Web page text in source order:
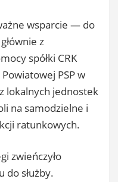
wsparcie — do
z
spółki CRK
PSP w
lokalnych jednostek
na samodzielne i
ratunkowych.
zwieńczyło
do służby.